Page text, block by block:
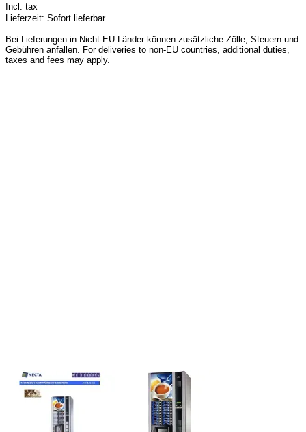
Incl. tax
Lieferzeit: Sofort lieferbar
Bei Lieferungen in Nicht-EU-Länder können zusätzliche Zölle, Steuern und
Gebühren anfallen. For deliveries to non-EU countries, additional duties,
taxes and fees may apply.